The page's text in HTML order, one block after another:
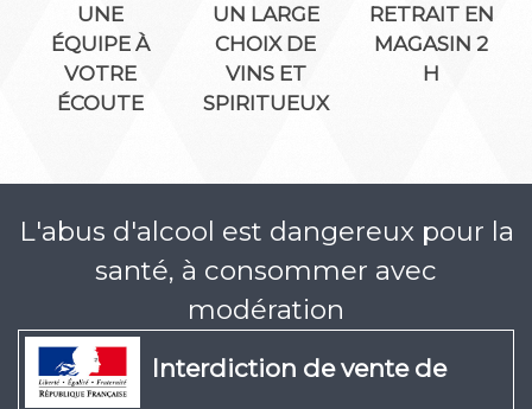
UNE
ÉQUIPE À
VOTRE
ÉCOUTE
UN LARGE
CHOIX DE
VINS ET
SPIRITUEUX
RETRAIT EN
MAGASIN 2
H
L'abus d'alcool est dangereux pour la
santé, à consommer avec
modération
Interdiction de vente de